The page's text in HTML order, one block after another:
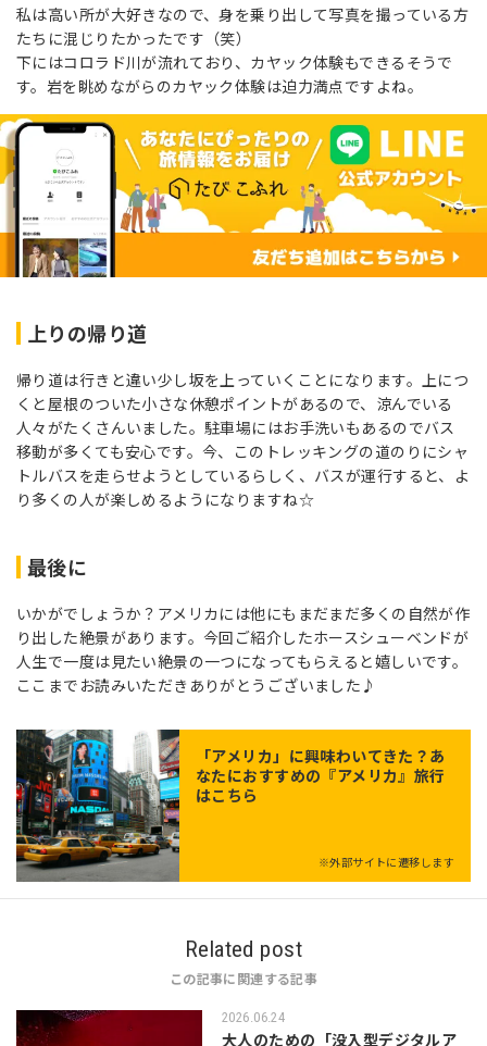
私は高い所が大好きなので、身を乗り出して写真を撮っている方
たちに混じりたかったです（笑）
下にはコロラド川が流れており、カヤック体験もできるそうで
す。岩を眺めながらのカヤック体験は迫力満点ですよね。
上りの帰り道
帰り道は行きと違い少し坂を上っていくことになります。上につ
くと屋根のついた小さな休憩ポイントがあるので、涼んでいる
人々がたくさんいました。駐車場にはお手洗いもあるのでバス
移動が多くても安心です。今、このトレッキングの道のりにシャ
トルバスを走らせようとしているらしく、バスが運行すると、よ
り多くの人が楽しめるようになりますね☆
最後に
いかがでしょうか？アメリカには他にもまだまだ多くの自然が作
り出した絶景があります。今回ご紹介したホースシューベンドが
人生で一度は見たい絶景の一つになってもらえると嬉しいです。
ここまでお読みいただきありがとうございました♪
「アメリカ 」に興味わいてきた？あ
なたにおすすめの『アメリカ』旅行
はこちら
※外部サイトに遷移します
Related post
この記事に関連する記事
2026.06.24
大人のための「没入型デジタルア